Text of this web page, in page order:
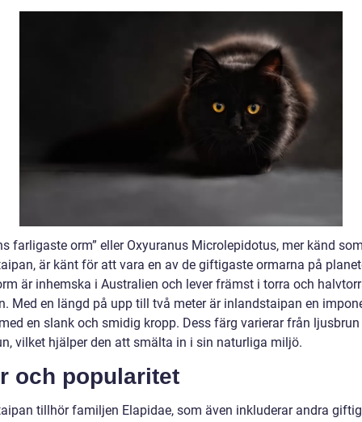
farligaste orm” eller Oxyuranus Microlepidotus, mer känd
är känt för att vara en av de giftigaste ormarna på
är inhemska i Australien och lever främst i torra och
Med en längd på upp till två meter är inlandstaipan en
en slank och smidig kropp. Dess färg varierar från
vilket hjälper den att smälta in i sin naturliga miljö.
och popularitet
tillhör familjen Elapidae, som även inkluderar andra